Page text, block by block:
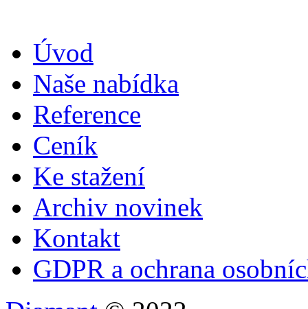
Úvod
Naše nabídka
Reference
Ceník
Ke stažení
Archiv novinek
Kontakt
GDPR a ochrana